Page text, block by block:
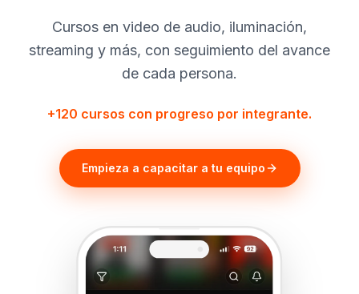
Cursos en video de audio, iluminación,
streaming y más, con seguimiento del avance
de cada persona.
+120 cursos con progreso por integrante.
Empieza a capacitar a tu equipo